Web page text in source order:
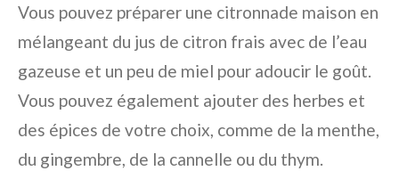
Vous pouvez préparer une citronnade maison en
mélangeant du jus de citron frais avec de l’eau
gazeuse et un peu de miel pour adoucir le goût.
Vous pouvez également ajouter des herbes et
des épices de votre choix, comme de la menthe,
du gingembre, de la cannelle ou du thym.